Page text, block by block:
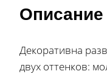
Описание
Декоративна
двух оттенков: